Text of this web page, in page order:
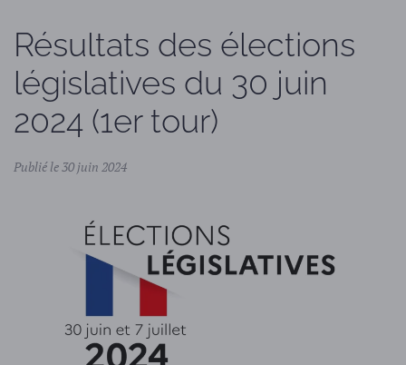
Résultats des élections
législatives du 30 juin
2024 (1er tour)
Publié le 30 juin 2024